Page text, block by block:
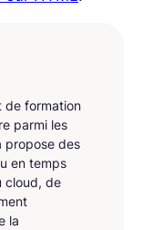
de formation
parmi les
propose des
en temps
cloud, de
la